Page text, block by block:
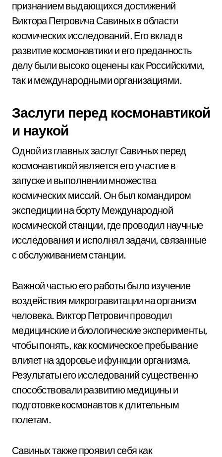
признанием выдающихся достижений
Виктора Петровича Савиных в области
космических исследований. Его вклад в
развитие космонавтики и его преданность
делу были высоко оценены как Российскими,
так и международными организациями.
Заслуги перед космонавтикой
и наукой
Одной из главных заслуг Савиных перед
космонавтикой является его участие в
запуске и выполнении множества
космических миссий. Он был командиром
экспедиции на борту Международной
космической станции, где проводил научные
исследования и исполнял задачи, связанные
с обслуживанием станции.
Важной частью его работы было изучение
воздействия микрогравитации на организм
человека. Виктор Петрович проводил
медицинские и биологические эксперименты,
чтобы понять, как космическое пребывание
влияет на здоровье и функции организма.
Результаты его исследований существенно
способствовали развитию медицины и
подготовке космонавтов к длительным
полетам.
Савиных также проявил себя как